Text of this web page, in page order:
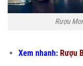
Rượu
Xem nhanh: Rượu